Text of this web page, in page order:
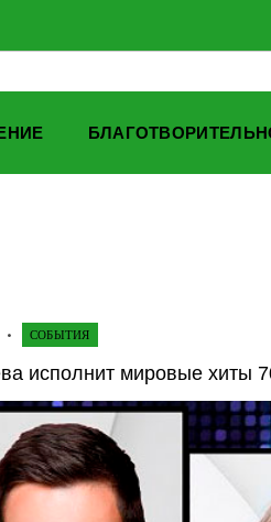
• СОБЫТИЯ
исполнит мировые хиты